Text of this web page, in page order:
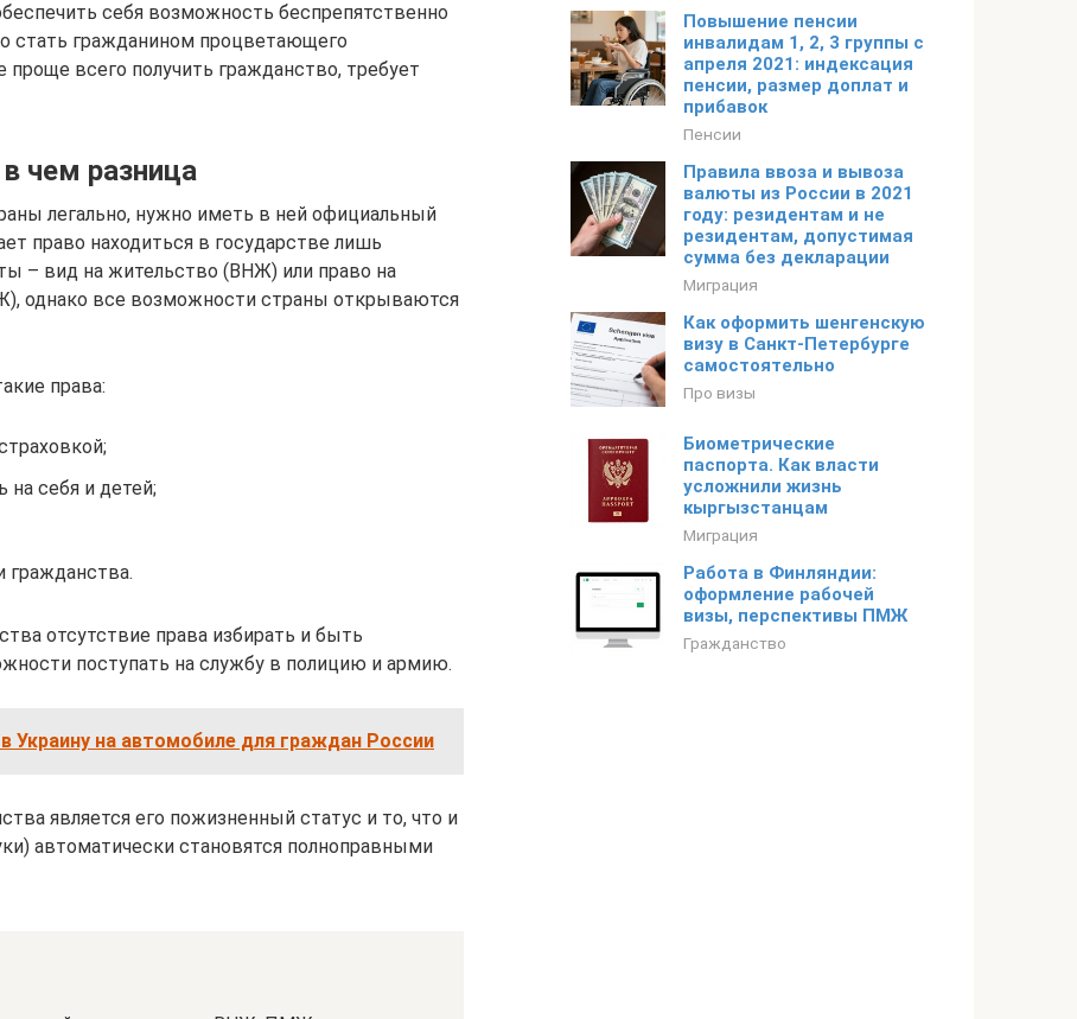
себя возможность беспрепятственно
стать гражданином процветающего
проще всего получить гражданство, требует
чем разница
легально, нужно иметь в ней официальный
право находиться в государстве лишь
– вид на жительство (ВНЖ) или право на
однако все возможности страны открываются
права:
на себя и детей;
гражданства.
отсутствие права избирать и быть
поступать на службу в полицию и армию.
Украину на автомобиле для граждан России
является его пожизненный статус и то, что и
автоматически становятся полноправными
Повышение пенсии
инвалидам 1, 2, 3 группы с
апреля 2021: индексация
пенсии, размер доплат и
прибавок
Пенсии
Правила ввоза и вывоза
валюты из России в 2021
году: резидентам и не
резидентам, допустимая
сумма без декларации
Миграция
Как оформить шенгенскую
визу в Санкт-Петербурге
самостоятельно
Про визы
Биометрические
паспорта. Как власти
усложнили жизнь
кыргызстанцам
Миграция
Работа в Финляндии:
оформление рабочей
визы, перспективы ПМЖ
Гражданство